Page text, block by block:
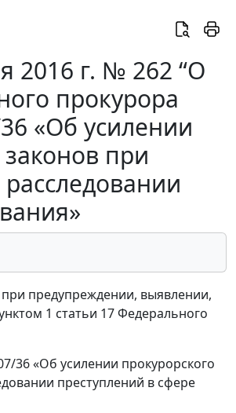
2016 г. № 262 “О
прокурора
«Об усилении
при
предупреждении, выявлении,
1 статьи 17 Федерального
36 «Об усилении прокурорского
преступлений в сфере